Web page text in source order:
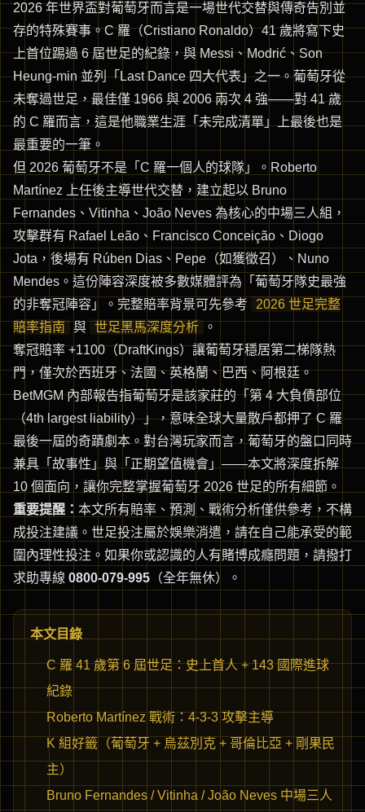
2026 年世界盃對葡萄牙而言是一場世代交替與傳奇告別並
存的特殊賽事。C 羅（Cristiano Ronaldo）41 歲將寫下史
上首位踢過 6 屆世足的紀錄，與 Messi、Modrić、Son
Heung-min 並列「Last Dance 四大代表」之一。葡萄牙從
未奪過世足，最佳僅 1966 與 2006 兩次 4 強——對 41 歲
的 C 羅而言，這是他職業生涯「未完成清單」上最後也是
最重要的一筆。
但 2026 葡萄牙不是「C 羅一個人的球隊」。Roberto
Martínez 上任後主導世代交替，建立起以 Bruno
Fernandes、Vitinha、João Neves 為核心的中場三人組，
攻擊群有 Rafael Leão、Francisco Conceição、Diogo
Jota，後場有 Rúben Dias、Pepe（如獲徵召）、Nuno
Mendes。這份陣容深度被多數媒體評為「葡萄牙隊史最強
的非奪冠陣容」。完整賠率背景可先參考
2026 世足完整
賠率指南
與 世足黑馬深度分析
。
奪冠賠率 +1100（DraftKings）讓葡萄牙穩居第二梯隊熱
門，僅次於西班牙、法國、英格蘭、巴西、阿根廷。
BetMGM 內部報告指葡萄牙是該家莊的「第 4 大負債部位
（4th largest liability）」，意味全球大量散戶都押了 C 羅
最後一屆的奇蹟劇本。對台灣玩家而言，葡萄牙的盤口同時
兼具「故事性」與「正期望值機會」——本文將深度拆解
10 個面向，讓你完整掌握葡萄牙 2026 世足的所有細節。
重要提醒： 本文所有賠率、預測、戰術分析僅供參考，不構
成投注建議。世足投注屬於娛樂消遣，請在自己能承受的範
圍內理性投注。如果你或認識的人有賭博成癮問題，請撥打
求助專線 0800-079-995 （全年無休）。
本文目錄
C 羅 41 歲第 6 屆世足：史上首人 + 143 國際進球
紀錄
Roberto Martínez 戰術：4-3-3 攻擊主導
K 組好籤（葡萄牙 + 烏茲別克 + 哥倫比亞 + 剛果民
主）
Bruno Fernandes / Vitinha / João Neves 中場三人